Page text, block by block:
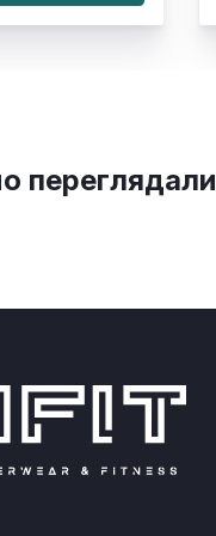
переглядали